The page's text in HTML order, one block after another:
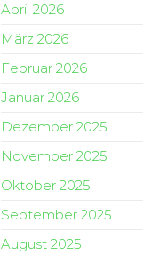
April 2026
März 2026
Februar 2026
Januar 2026
Dezember 2025
November 2025
Oktober 2025
September 2025
August 2025